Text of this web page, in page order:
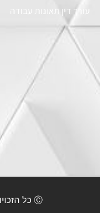
עורך דין תאונות עבודה
Ⓒ כל הזכויות שמורות 2024